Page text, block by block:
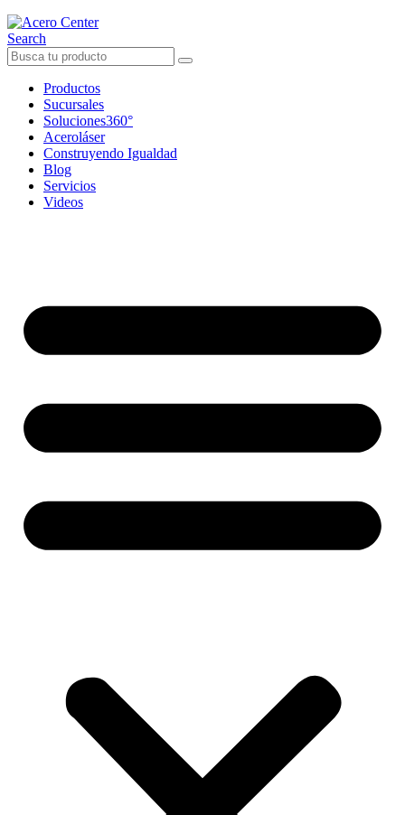
Search
Productos
Sucursales
Soluciones360°
Aceroláser
Construyendo Igualdad
Blog
Servicios
Videos